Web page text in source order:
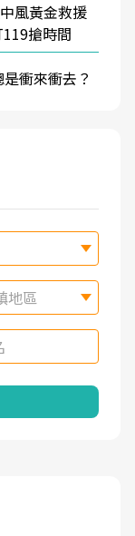
風黃金救援
搶時間
衝來衝去？
地區